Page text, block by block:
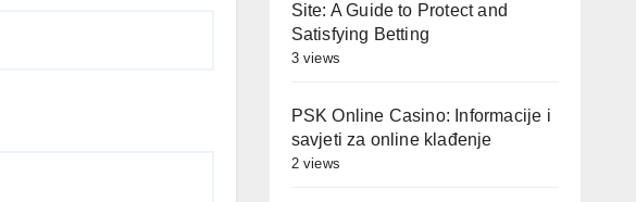
Site: A Guide to Protect and
Satisfying Betting
3 views
PSK Online Casino: Informacije i
savjeti za online klađenje
2 views